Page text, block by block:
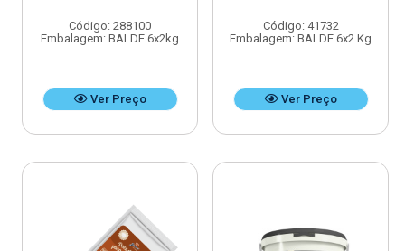
Código: 288100
Embalagem: BALDE 6x2kg
Ver Preço
Código: 41732
Embalagem: BALDE 6x2 Kg
Ver Preço